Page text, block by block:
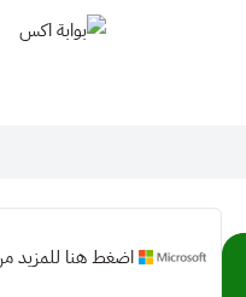
اضغط هنا للمزيد